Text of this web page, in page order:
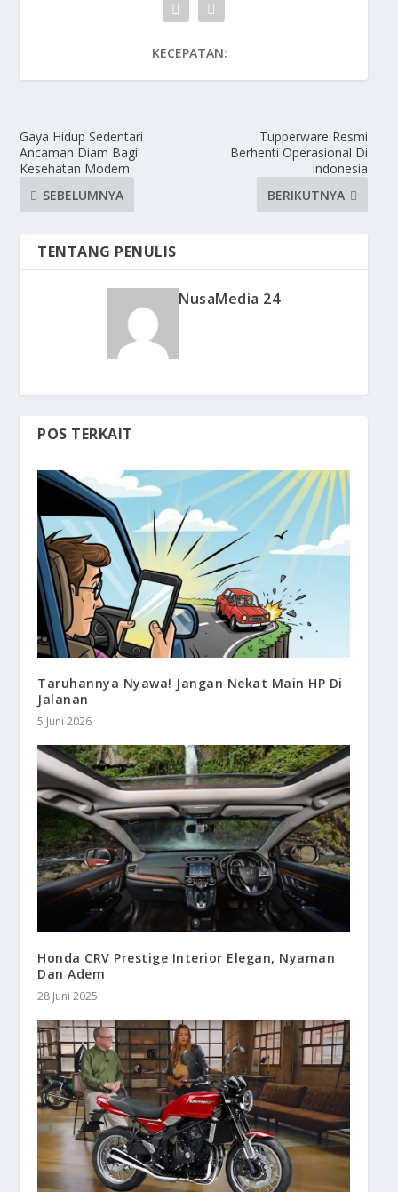
KECEPATAN:
Gaya Hidup Sedentari
Ancaman Diam Bagi
Kesehatan Modern
SEBELUMNYA
Tupperware Resmi
Berhenti Operasional Di
Indonesia
BERIKUTNYA
TENTANG PENULIS
NusaMedia 24
POS TERKAIT
Taruhannya Nyawa! Jangan Nekat Main HP Di
Jalanan
5 Juni 2026
Honda CRV Prestige Interior Elegan, Nyaman
Dan Adem
28 Juni 2025